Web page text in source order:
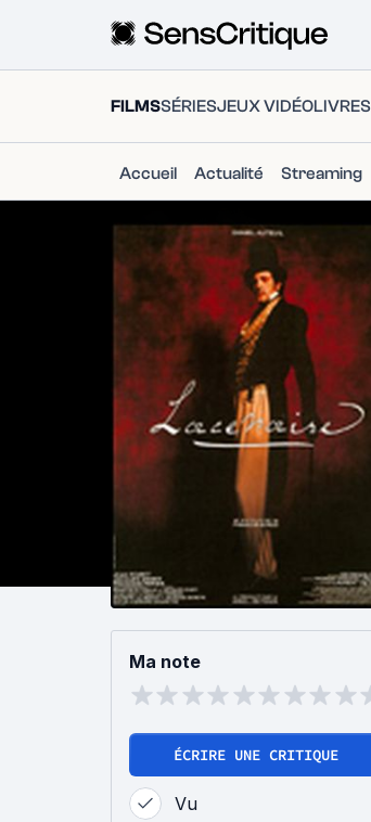
FILMSSÉRIESJEUX VIDÉOLIVRES
Accueil Actualité Streaming
Ma note
ÉCRIRE UNE CRITIQUE
Vu